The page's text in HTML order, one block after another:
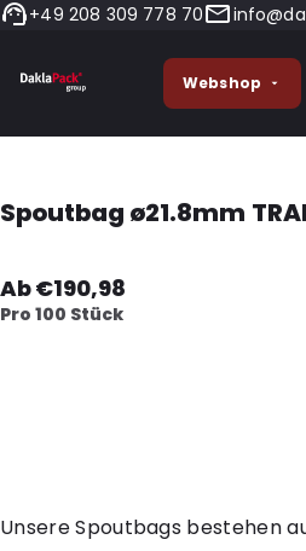
+49 208 309 778 70
Webshop
Spoutbag ø21.8mm
Ab €190,98
Pro 100 Stück
Unsere Spoutbags bestehen